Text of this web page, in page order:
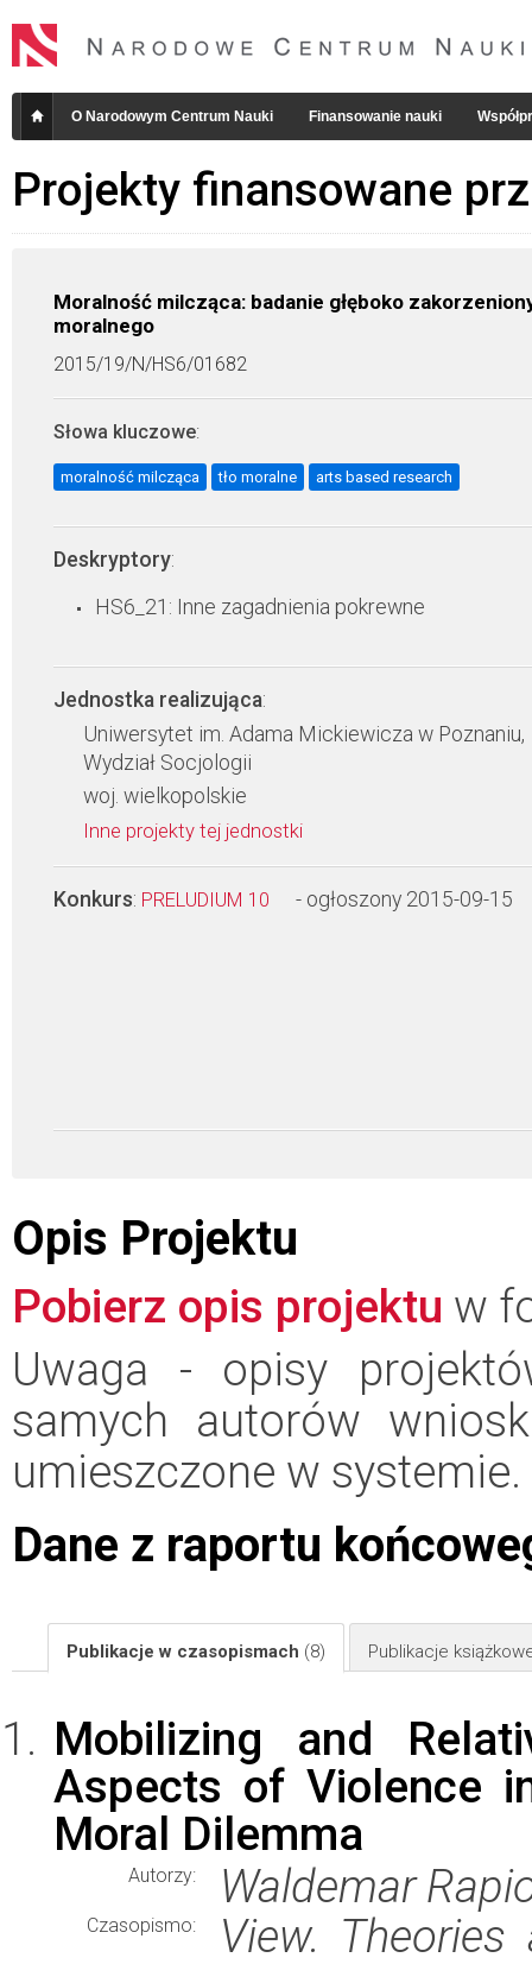
O Narodowym Centrum Nauki Finansowanie nauki
Projekty finansowane
Moralność milcząca: badanie głęboko
moralnego
2015/19/N/HS6/01682
Słowa kluczowe:
moralność milcząca tło moralne arts based research
Deskryptory:
HS6_21: Inne zagadnienia pokrewne
Jednostka realizująca:
Uniwersytet im. Adama Mickiewicza w Poznaniu,
Wydział Socjologii
woj. wielkopolskie
Inne projekty tej jednostki
Konkurs: PRELUDIUM 10 - ogłoszony 2015-09-15
Opis Projektu
Pobierz opis projektu w
Uwaga - opisy
samych autorów
umieszczone w systemie.
Dane z raportu
Publikacje w czasopismach (8) Publikacje
Mobilizing and
Aspects of Violence
Moral Dilemma
Autorzy: Waldemar
Czasopismo:
View.